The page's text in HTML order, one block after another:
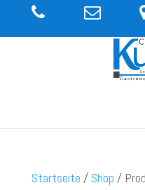
Startseite / Shop /